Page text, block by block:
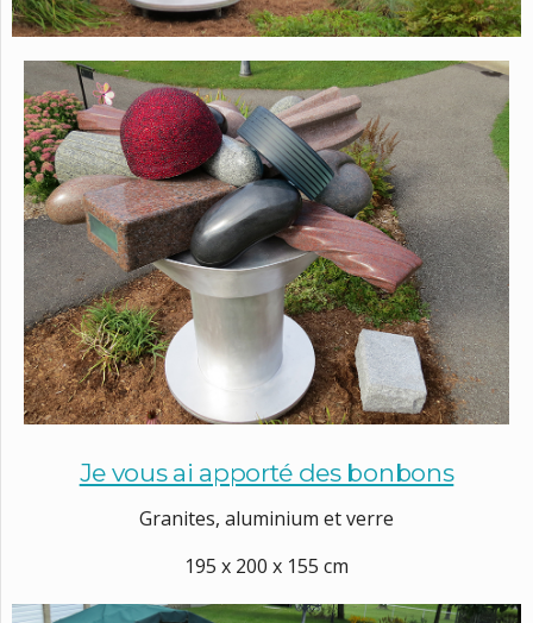
Je vous ai apporté des bonbons
Granites, aluminium et verre
195 x 200 x 155 cm